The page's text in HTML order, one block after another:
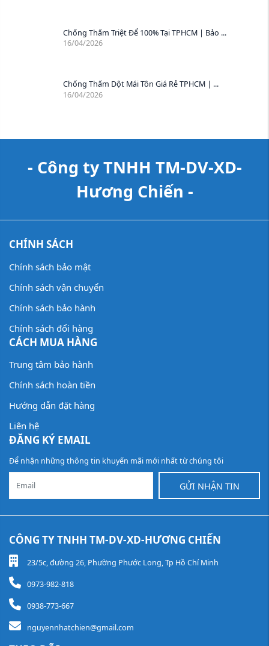
Chống Thấm Triệt Để 100% Tại TPHCM | Bảo ...
16/04/2026
Chống Thấm Dột Mái Tôn Giá Rẻ TPHCM | ...
16/04/2026
- Công ty TNHH TM-DV-XD-
Hương Chiến -
CHÍNH SÁCH
Chính sách bảo mật
Chính sách vận chuyển
Chính sách bảo hành
Chính sách đổi hàng
CÁCH MUA HÀNG
Trung tâm bảo hành
Chính sách hoàn tiền
Hướng dẫn đặt hàng
Liên hệ
ĐĂNG KÝ EMAIL
Để nhận những thông tin khuyến mãi mới nhất từ chúng tôi
GỬI NHẬN TIN
CÔNG TY TNHH TM-DV-XD-HƯƠNG CHIẾN
23/5c, đường 26, Phường Phước Long, Tp Hồ Chí Minh
0973-982-818
0938-773-667
nguyennhatchien@gmail.com